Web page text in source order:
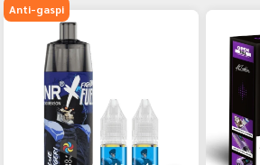
Anti-gaspi